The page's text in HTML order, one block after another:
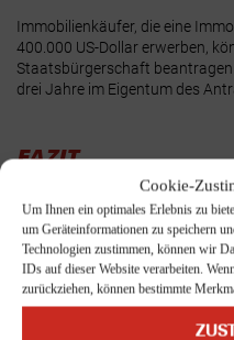
Cookie-
Um Ihnen ein optimales Erlebnis zu
um Geräteinformationen zu speichern
Technologien zustimmen, können wir
IDs auf dieser Website verarbeiten.
zurückziehen, können bestimmte
Immobilienkäufer, die eine
400.000 US-Dollar erwerben,
Staatsbürgerschaft
drei Jahre im Eigentum des
FAZIT
Der Umzug in die Türkei
Bezug auf Wohnungssuche,
Rahmenbedingungen. Der
wie Istanbul, Ankara und den
Mietpreise gehören zu den
Städte wie Bursa, Gaziantep
auszuweichen, findet hier